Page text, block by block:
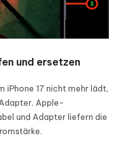
und ersetzen
iPhone 17 nicht mehr lädt,
Apple-
und Adapter liefern die